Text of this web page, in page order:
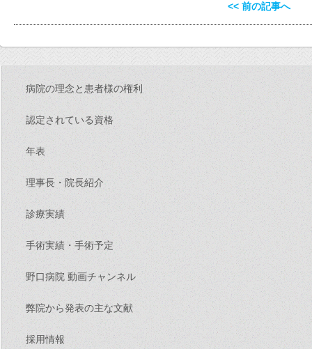
<< 前の記事へ
病院の理念と患者様の権利
認定されている資格
年表
理事長・院長紹介
診療実績
手術実績・手術予定
野口病院 動画チャンネル
弊院から発表の主な文献
採用情報